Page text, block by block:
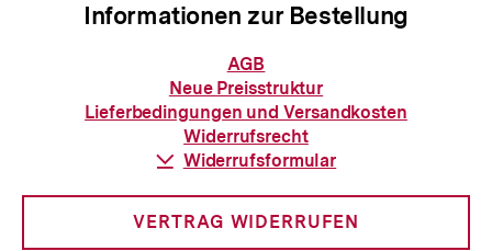
Informationen zur Bestellung
Informationen
zur
Bestellung
AGB
Neue Preisstruktur
Lieferbedingungen und Versandkosten
Widerrufsrecht
Download-
Widerrufsformular
VERTRAG WIDERRUFEN